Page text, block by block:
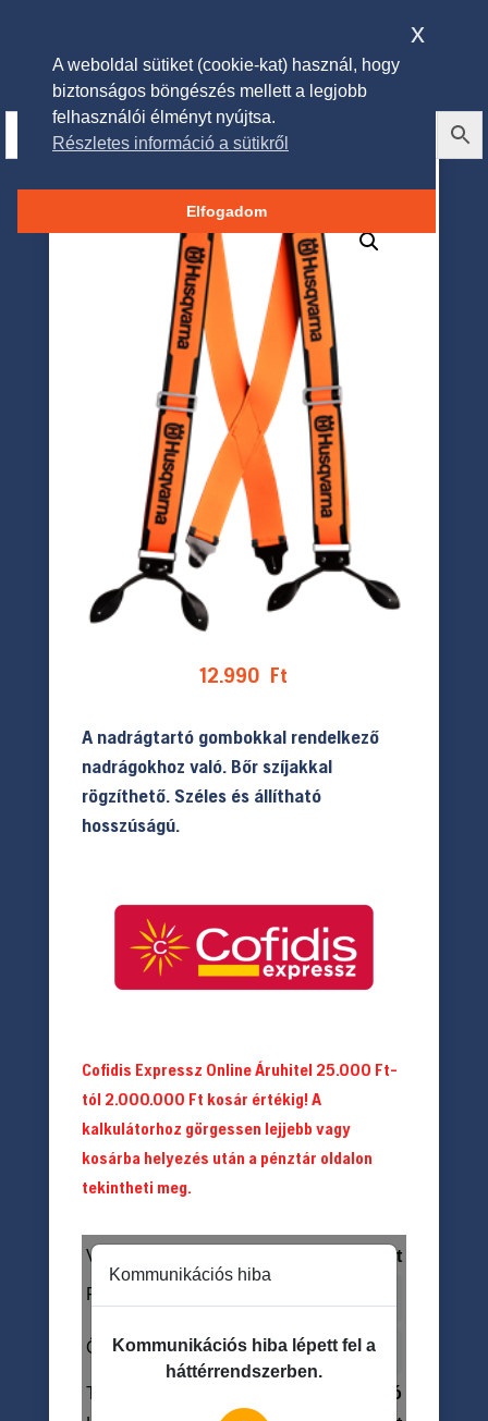
Husqvarna nadrágtartó
12.990 Ft
A nadrágtartó gombokkal rendelkező
nadrágokhoz való. Bőr szíjakkal
rögzíthető. Széles és állítható
hosszúságú.
Cofidis Expressz Online Áruhitel 25.000 Ft-
tól 2.000.000 Ft kosár értékig! A
kalkulátorhoz görgessen lejjebb vagy
kosárba helyezés után a pénztár oldalon
tekintheti meg.
A weboldal sütiket (cookie-kat) használ, hogy
biztonságos böngészés mellett a legjobb
felhasználói élményt nyújtsa.
Részletes információ a sütikről
Elfogadom
x